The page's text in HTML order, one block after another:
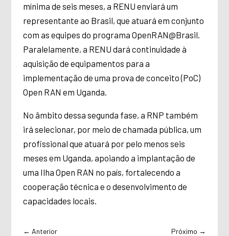
mínima de seis meses, a RENU enviará um
representante ao Brasil, que atuará em conjunto
com as equipes do programa OpenRAN@Brasil.
Paralelamente, a RENU dará continuidade à
aquisição de equipamentos para a
implementação de uma prova de conceito (PoC)
Open RAN em Uganda.
No âmbito dessa segunda fase, a RNP também
irá selecionar, por meio de chamada pública, um
profissional que atuará por pelo menos seis
meses em Uganda, apoiando a implantação de
uma Ilha Open RAN no país, fortalecendo a
cooperação técnica e o desenvolvimento de
capacidades locais.
← Anterior Próximo →